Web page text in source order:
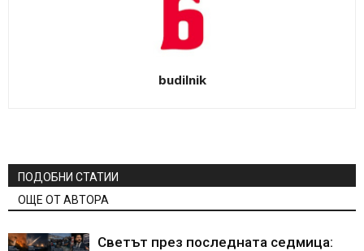
budilnik
ПОДОБНИ СТАТИИ
ОЩЕ ОТ АВТОРА
Светът през последната седмица: